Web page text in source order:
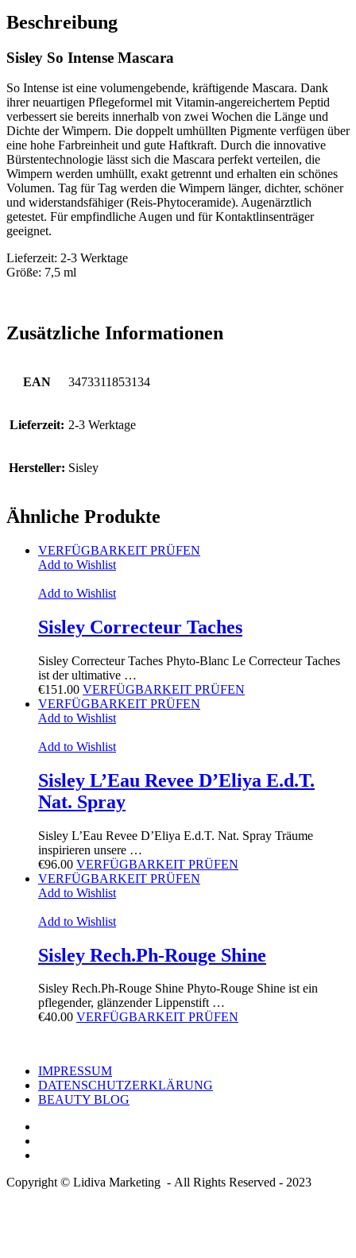
Beschreibung
Sisley So Intense Mascara
So Intense ist eine volumengebende, kräftigende Mascara. Dank
ihrer neuartigen Pflegeformel mit Vitamin-angereichertem Peptid
verbessert sie bereits innerhalb von zwei Wochen die Länge und
Dichte der Wimpern. Die doppelt umhüllten Pigmente verfügen über
eine hohe Farbreinheit und gute Haftkraft. Durch die innovative
Bürstentechnologie lässt sich die Mascara perfekt verteilen, die
Wimpern werden umhüllt, exakt getrennt und erhalten ein schönes
Volumen. Tag für Tag werden die Wimpern länger, dichter, schöner
und widerstandsfähiger (Reis-Phytoceramide). Augenärztlich
getestet. Für empfindliche Augen und für Kontaktlinsenträger
geeignet.
Lieferzeit: 2-3 Werktage
Größe: 7,5 ml
Zusätzliche Informationen
EAN 3473311853134
Lieferzeit: 2-3 Werktage
Hersteller: Sisley
Ähnliche Produkte
VERFÜGBARKEIT PRÜFEN
Add to Wishlist
Add to Wishlist
Sisley Correcteur Taches
Sisley Correcteur Taches Phyto-Blanc Le Correcteur Taches
ist der ultimative …
€151.00 VERFÜGBARKEIT PRÜFEN
VERFÜGBARKEIT PRÜFEN
Add to Wishlist
Add to Wishlist
Sisley L’Eau Revee D’Eliya E.d.T.
Nat. Spray
Sisley L’Eau Revee D’Eliya E.d.T. Nat. Spray Träume
inspirieren unsere …
€96.00 VERFÜGBARKEIT PRÜFEN
VERFÜGBARKEIT PRÜFEN
Add to Wishlist
Add to Wishlist
Sisley Rech.Ph-Rouge Shine
Sisley Rech.Ph-Rouge Shine Phyto-Rouge Shine ist ein
pflegender, glänzender Lippenstift …
€40.00 VERFÜGBARKEIT PRÜFEN
IMPRESSUM
DATENSCHUTZERKLÄRUNG
BEAUTY BLOG
Copyright © Lidiva Marketing - All Rights Reserved - 2023